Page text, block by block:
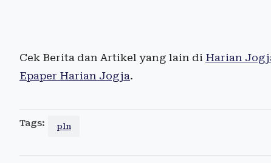
Cek Berita dan Artikel yang lain di Harian
Epaper Harian Jogja.
Tags: pln